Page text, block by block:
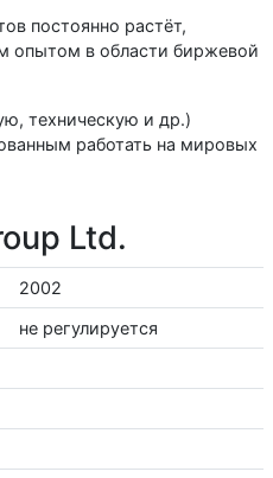
постоянно растёт,
опытом в области биржевой
техническую и др.)
работать на мировых
Ltd.
2002
не регулируется